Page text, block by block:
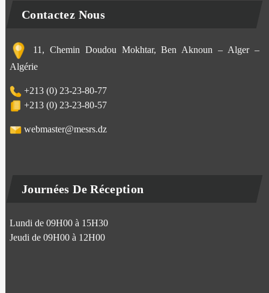
Contactez Nous
11, Chemin Doudou Mokhtar, Ben Aknoun – Alger –
Algérie
+213 (0) 23-23-80-77
+213 (0) 23-23-80-57
webmaster@mesrs.dz
Journées De Réception
Lundi de 09H00 à 15H30
Jeudi de 09H00 à 12H00